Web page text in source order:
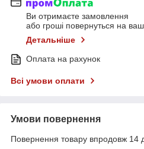
Ви отримаєте замовлення
або гроші повернуться на
Детальніше
Оплата на рахунок
Всі умови оплати
Умови повернення
Повернення товару впродовж 14